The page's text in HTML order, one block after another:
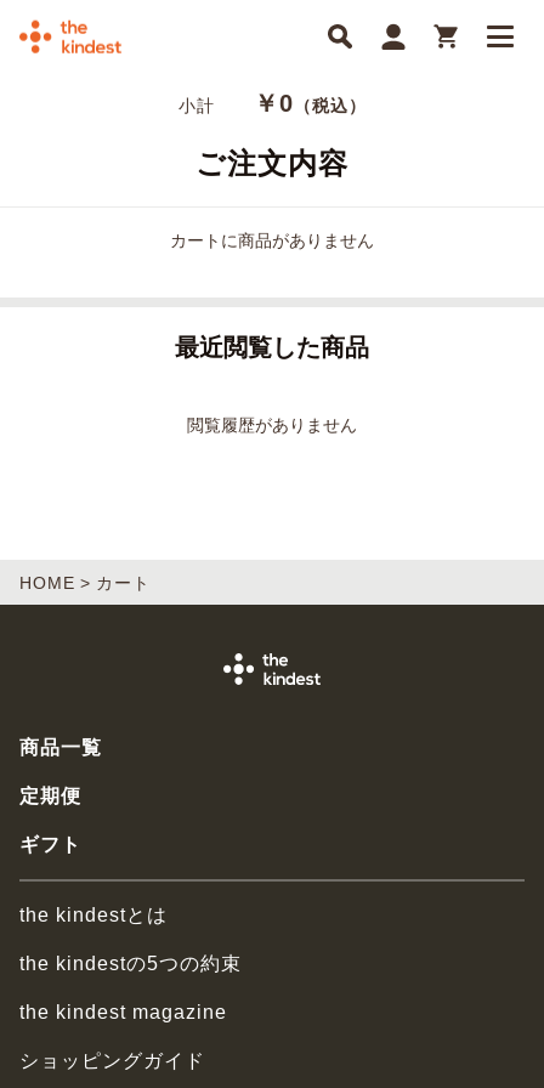
小計 ￥0 （税込）
ご注文内容
カートに商品がありません
最近閲覧した商品
閲覧履歴がありません
HOME カート
商品一覧
定期便
ギフト
the kindestとは
the kindestの5つの約束
the kindest magazine
ショッピングガイド